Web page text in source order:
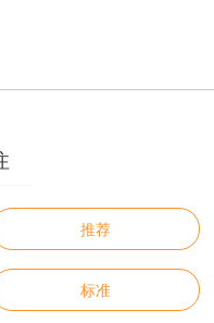
推荐
标准